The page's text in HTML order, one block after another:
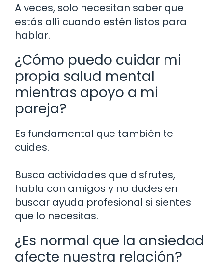
A veces, solo necesitan saber que
estás allí cuando estén listos para
hablar.
¿Cómo puedo cuidar mi
propia salud mental
mientras apoyo a mi
pareja?
Es fundamental que también te
cuides.
Busca actividades que disfrutes,
habla con amigos y no dudes en
buscar ayuda profesional si sientes
que lo necesitas.
¿Es normal que la ansiedad
afecte nuestra relación?